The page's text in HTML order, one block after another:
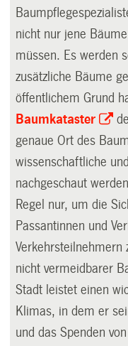
nicht nur jene
müssen. Es werden
zusätzliche Bäume
öffentlichem Grund
Baumkataster
genaue Ort des
wissenschaftliche
nachgeschaut
Regel nur, um die
Passantinnen und
Verkehrsteilnehmern
nicht vermeidbarer
Stadt leistet einen
Klimas, in dem er
und das Spenden